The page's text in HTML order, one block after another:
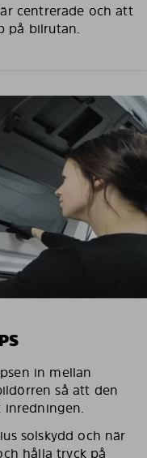
centrerade och att
på bilrutan.
in mellan
så att den
inredningen.
solskydd och när
hålla tryck på